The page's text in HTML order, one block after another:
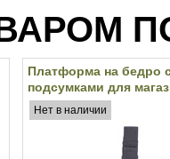
Платформа на бедро
подсумками для
M4/M16 MFH (Black)
Нет в наличии